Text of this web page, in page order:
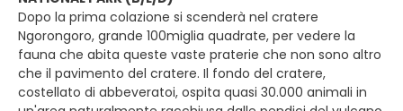
Dopo la prima colazione si scenderà nel cratere
Ngorongoro, grande 100miglia quadrate, per vedere la
fauna che abita queste vaste praterie che non sono altro
che il pavimento del cratere. Il fondo del cratere,
costellato di abbeveratoi, ospita quasi 30.000 animali in